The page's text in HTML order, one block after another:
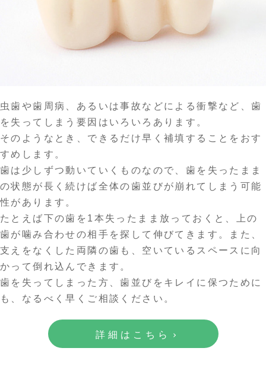
虫歯や歯周病、あるいは事故などによる衝撃など、歯
を失ってしまう要因はいろいろあります。
そのようなとき、できるだけ早く補填することをおす
すめします。
歯は少しずつ動いていくものなので、歯を失ったまま
の状態が長く続けば全体の歯並びが崩れてしまう可能
性があります。
たとえば下の歯を1本失ったまま放っておくと、上の
歯が噛み合わせの相手を探して伸びてきます。また、
支えをなくした両隣の歯も、空いているスペースに向
かって倒れ込んできます。
歯を失ってしまった方、歯並びをキレイに保つために
も、なるべく早くご相談ください。
詳細はこちら